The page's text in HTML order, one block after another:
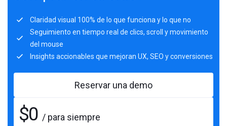
Claridad visual 100% de lo que funciona y lo que no
Seguimiento en tiempo real de clics, scroll y movimiento
del mouse
Insights accionables que mejoran UX, SEO y conversiones
Reservar una demo
$0/ para siempre